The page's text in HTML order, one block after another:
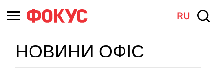
RU
НОВИНИ ОФІС